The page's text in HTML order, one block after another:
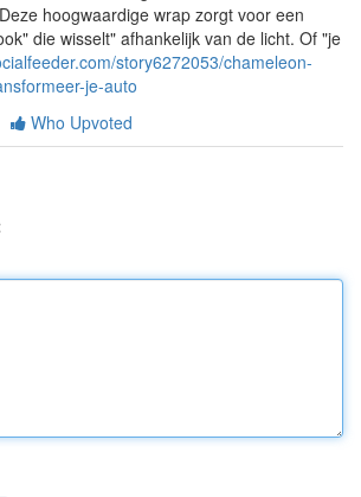
hoogwaardige wrap zorgt voor een
die wisselt" afhankelijk van de licht. Of "je
story6272053/chameleon-
je-auto
Who Upvoted